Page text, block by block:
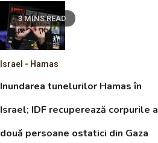
3 MINS READ
Israel - Hamas
Inundarea tunelurilor Hamas în
Israel; IDF recuperează corpurile a
două persoane ostatici din Gaza